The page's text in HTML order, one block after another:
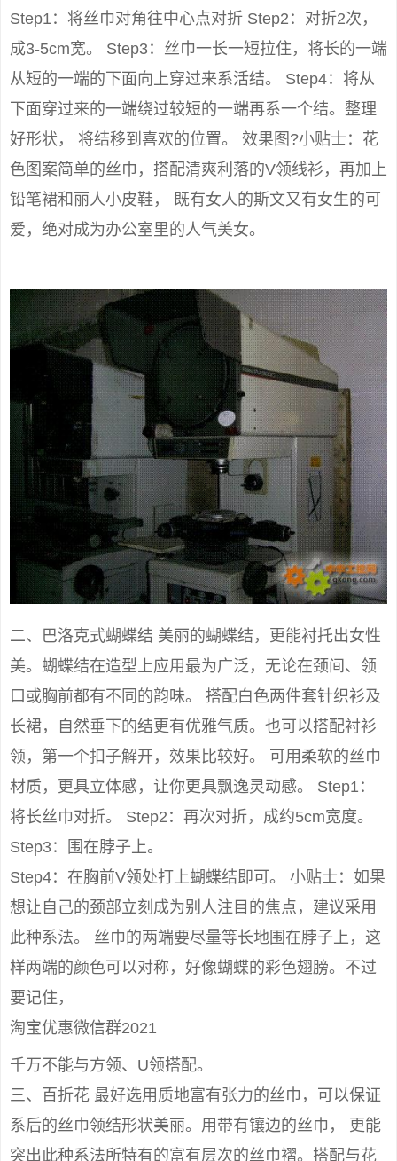
Step1：将丝巾对角往中心点对折 Step2：对折2次，
成3-5cm宽。 Step3：丝巾一长一短拉住，将长的一端
从短的一端的下面向上穿过来系活结。 Step4：将从
下面穿过来的一端绕过较短的一端再系一个结。整理
好形状， 将结移到喜欢的位置。 效果图?小贴士：花
色图案简单的丝巾，搭配清爽利落的V领线衫，再加上
铅笔裙和丽人小皮鞋， 既有女人的斯文又有女生的可
爱，绝对成为办公室里的人气美女。
二、巴洛克式蝴蝶结 美丽的蝴蝶结，更能衬托出女性
美。蝴蝶结在造型上应用最为广泛，无论在颈间、领
口或胸前都有不同的韵味。 搭配白色两件套针织衫及
长裙，自然垂下的结更有优雅气质。也可以搭配衬衫
领，第一个扣子解开，效果比较好。 可用柔软的丝巾
材质，更具立体感，让你更具飘逸灵动感。 Step1：
将长丝巾对折。 Step2：再次对折，成约5cm宽度。
Step3：围在脖子上。
Step4：在胸前V领处打上蝴蝶结即可。 小贴士：如果
想让自己的颈部立刻成为别人注目的焦点，建议采用
此种系法。 丝巾的两端要尽量等长地围在脖子上，这
样两端的颜色可以对称，好像蝴蝶的彩色翅膀。不过
要记住，
淘宝优惠微信群2021
千万不能与方领、U领搭配。
三、百折花 最好选用质地富有张力的丝巾，可以保证
系后的丝巾领结形状美丽。用带有镶边的丝巾， 更能
突出此种系法所特有的富有层次的丝巾褶。搭配与花